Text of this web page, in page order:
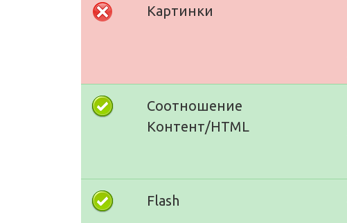
Картинки
Соотношение
Контент/HTML
Flash